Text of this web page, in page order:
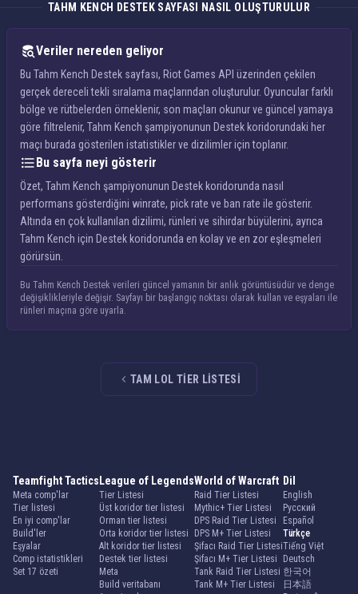
TAHM KENCH DESTEK SAYFASI NASIL OLUŞTURULUR
Veriler nereden geliyor
Bu Tahm Kench Destek sayfası, Riot Games API üzerinden çekilen
gerçek dereceli tekli sıralama maçlarından oluşturulur. Oyuncular farklı
bölge ve rütbelerden örneklenir, son maçları okunur ve güncel yamaya
göre filtrelenir, Tahm Kench şampiyonunun Destek koridorundaki her
maçı burada gösterilen istatistikler ve dizilimler için toplanır.
Bu sayfa neyi gösterir
Özet, Tahm Kench şampiyonunun Destek koridorunda nasıl
performans gösterdiğini winrate, pick rate ve ban rate ile gösterir.
Altında en çok kullanılan dizilimi, rünleri ve sihirdar büyülerini, ayrıca
Tahm Kench için Destek koridorunda en kolay ve en zor eşleşmeleri
görürsün.
Bu Tahm Kench Destek verileri güncel yamanın bir anlık görüntüsüdür ve denge
değişiklikleriyle değişir. Sayfayı bir başlangıç noktası olarak kullan ve eşyaları ile
rünleri maçına göre uyarla.
TAM LOL TIER LISTESI
Teamfight Tactics
Meta comp'lar
Tier listesi
En iyi comp'lar
Build'ler
Eşyalar
Comp istatistikleri
Set 17 özeti
League of Legends
Tier Listesi
Üst koridor tier listesi
Orman tier listesi
Orta koridor tier listesi
Alt koridor tier listesi
Destek tier listesi
Meta
Build veritabanı
World of Warcraft
Raid Tier Listesi
Mythic+ Tier Listesi
DPS Raid Tier Listesi
DPS M+ Tier Listesi
Şifacı Raid Tier Listesi
Şifacı M+ Tier Listesi
Tank Raid Tier Listesi
Tank M+ Tier Listesi
Dil
English
Русский
Español
Türkçe
Tiếng Việt
Deutsch
한국어
日本語